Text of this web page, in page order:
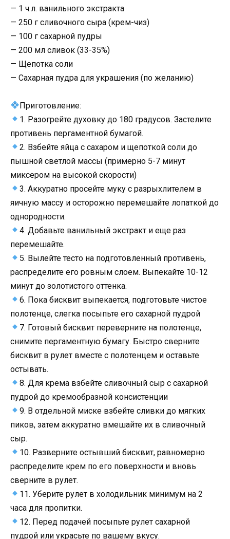
— 1 ч.л. ванильного экстракта
— 250 г сливочного сыра (крем-чиз)
— 100 г сахарной пудры
— 200 мл сливок (33-35%)
— Щепотка соли
— Сахарная пудра для украшения (по желанию)
Приготовление:
1. Разогрейте духовку до 180 градусов. Застелите
противень пергаментной бумагой.
2. Взбейте яйца с сахаром и щепоткой соли до
пышной светлой массы (примерно 5-7 минут
миксером на высокой скорости)
3. Аккуратно просейте муку с разрыхлителем в
яичную массу и осторожно перемешайте лопаткой до
однородности.
4. Добавьте ванильный экстракт и еще раз
перемешайте.
5. Вылейте тесто на подготовленный противень,
распределите его ровным слоем. Выпекайте 10-12
минут до золотистого оттенка.
6. Пока бисквит выпекается, подготовьте чистое
полотенце, слегка посыпьте его сахарной пудрой
7. Готовый бисквит переверните на полотенце,
снимите пергаментную бумагу. Быстро сверните
бисквит в рулет вместе с полотенцем и оставьте
остывать.
8. Для крема взбейте сливочный сыр с сахарной
пудрой до кремообразной консистенции
9. В отдельной миске взбейте сливки до мягких
пиков, затем аккуратно вмешайте их в сливочный
сыр.
10. Разверните остывший бисквит, равномерно
распределите крем по его поверхности и вновь
сверните в рулет.
11. Уберите рулет в холодильник минимум на 2
часа для пропитки.
12. Перед подачей посыпьте рулет сахарной
пудрой или украсьте по вашему вкусу.